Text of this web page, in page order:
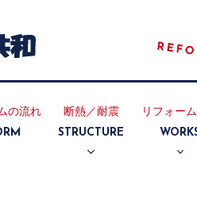
の流れ 断熱／耐震
STRUCTURE
リフォー